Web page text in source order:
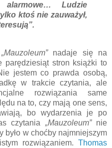
Ludzie
ktoś nie zauważył,
„Mauzoleum”nadaje się na
parędziesiąt stron książki to
jestem co prawda osobą,
w trakcie czytania, ale
rozwiązania same
na to, czy mają one sens,
bo wydarzenia je po
czytania „Mauzoleum”nie
było w choćby najmniejszym
rozwiązaniem. Thomas